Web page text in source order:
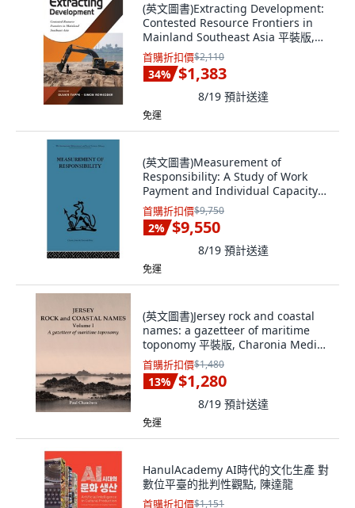
(英文圖書)Extracting Development:
Contested Resource Frontiers in
Mainland Southeast Asia 平裝版,
Iseas - Yusof Ishak Institute, 英文
首購折扣價$2,110
34% $1,383
8/19 預計送達
免運
(英文圖書)Measurement of
Responsibility: A Study of Work
Payment and Individual Capacity
精裝版, Routledge, 英文
首購折扣價$9,750
2% $9,550
8/19 預計送達
免運
(英文圖書)Jersey rock and coastal
names: a gazetteer of maritime
toponomy 平裝版, Charonia Media,
英文
首購折扣價$1,480
13% $1,280
8/19 預計送達
免運
HanulAcademy AI時代的文化生產 對
數位平臺的批判性觀點, 陳達龍
首購折扣價$1,151